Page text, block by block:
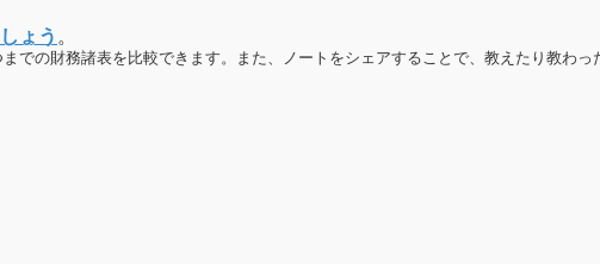
ょう 。
での財務諸表を比較できます。また、ノートをシェアすることで、教えたり教わ